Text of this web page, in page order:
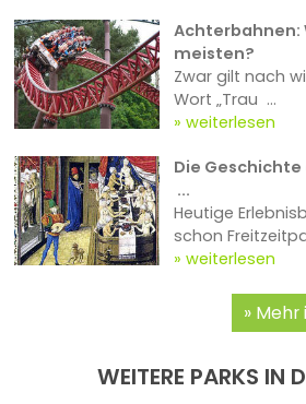
Achterbahnen:
meisten?
Zwar gilt nach
Wort „Trau ...
weiterlesen
Die
...
Heutige
schon
weiterlesen
Mehr
WEITERE PARKS IN